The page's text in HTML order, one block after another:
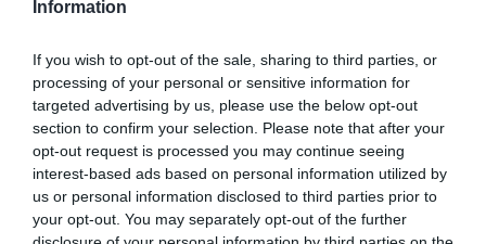
Information
If you wish to opt-out of the sale, sharing to third parties, or
processing of your personal or sensitive information for
targeted advertising by us, please use the below opt-out
section to confirm your selection. Please note that after your
opt-out request is processed you may continue seeing
interest-based ads based on personal information utilized by
us or personal information disclosed to third parties prior to
your opt-out. You may separately opt-out of the further
Διαχείριση Συγκατάθεσης
6)Λιόβας Δημήτριος, Ηλεκτρολόγος Μηχανικός και
Μηχανικός Υπολογιστών, Υπεύθυνος Πληροφορικής
Και Νέων Τεχνολογιών της ΔΔΕ Λάρισας.
ΕΛΛΗΝΙΚΟ ΑΝΟΙΧΤΟ
ΠΑΝΕΠΙΣΤΗΜΙΟ:Κουλαουζίδης Γεώργιος
Επίκουρος Καθηγητής Εκπαίδευσης Ενηλίκων,